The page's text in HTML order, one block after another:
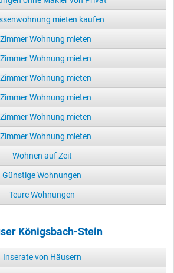
mieten kaufen
Wohnung mieten
Wohnung mieten
Wohnung mieten
Wohnung mieten
Wohnung mieten
Wohnung mieten
Wohnen auf Zeit
Günstige Wohnungen
Teure Wohnungen
Königsbach-Stein
Inserate von Häusern